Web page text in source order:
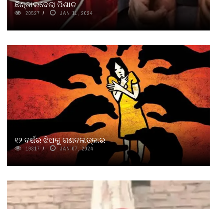
ଛିଣ୍ଡାଇଦେଲା ପିଶାଚ
20527 JAN 11, 2024
୧୨ ବର୍ଷର ଝିଅକୁ ଗଣବଳାତ୍କାର
19317 JAN 07, 2024